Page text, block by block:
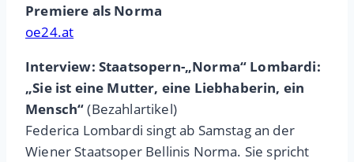
Premiere als Norma
oe24.at
Interview: Staatsopern-„Norma“ Lombardi:
„Sie ist eine Mutter, eine Liebhaberin, ein
Mensch“(Bezahlartikel)
Federica Lombardi singt ab Samstag an der
Wiener Staatsoper Bellinis Norma. Sie spricht